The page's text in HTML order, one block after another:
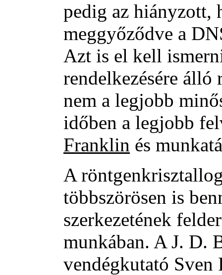
pedig az hiányzott,
meggyőződve a
Azt is el kell
rendelkezésére
nem a legjobb
időben a legjobb
Franklin és
A
többszörösen is
szerkezetének
munkában. A J. D.
vendégkutató Sven